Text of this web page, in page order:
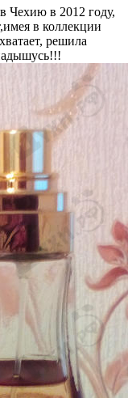
Чехию в 2012 году,
в коллекции
решила